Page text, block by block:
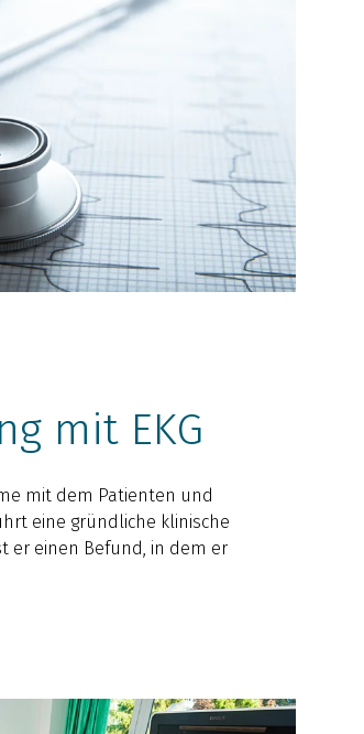
mit EKG
mit dem Patienten und
eine gründliche klinische
er einen Befund, in dem er